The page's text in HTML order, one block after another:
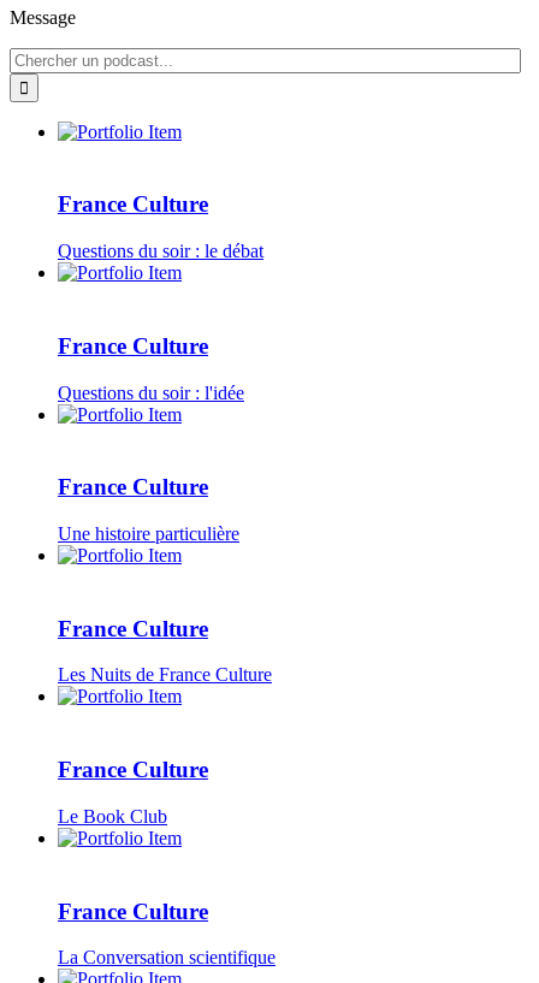
Message
France Culture
Questions du soir : le débat
France Culture
Questions du soir : l'idée
France Culture
Une histoire particulière
France Culture
Les Nuits de France Culture
France Culture
Le Book Club
France Culture
La Conversation scientifique